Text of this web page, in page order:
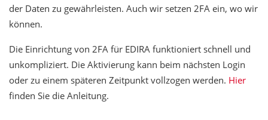
der Daten zu gewährleisten. Auch wir setzen 2FA ein, wo wir
können.
Die Einrichtung von 2FA für EDIRA funktioniert schnell und
unkompliziert. Die Aktivierung kann beim nächsten Login
oder zu einem späteren Zeitpunkt vollzogen werden. Hier
finden Sie die Anleitung.